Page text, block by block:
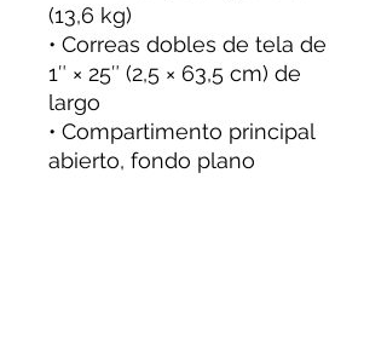
(13,6 kg)
• Correas dobles de tela de
1″ × 25″ (2,5 × 63,5 cm) de
largo
• Compartimento principal
abierto, fondo plano